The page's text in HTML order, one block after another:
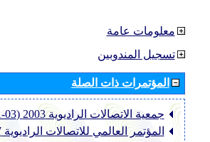
معلومات عامة
تسجيل المندوبين
المؤتمرات ذات الصلة
جمعية الاتصالات الراديوية 2003 (RA-03)
المؤتمر العالمي للاتصالات الراديوية 2007 (WRC-07)